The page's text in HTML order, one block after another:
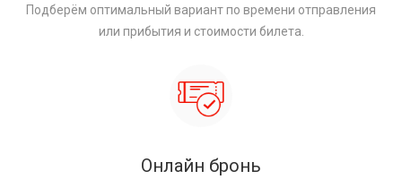
Подберём оптимальный вариант по времени отправления
или прибытия и стоимости билета.
Онлайн бронь